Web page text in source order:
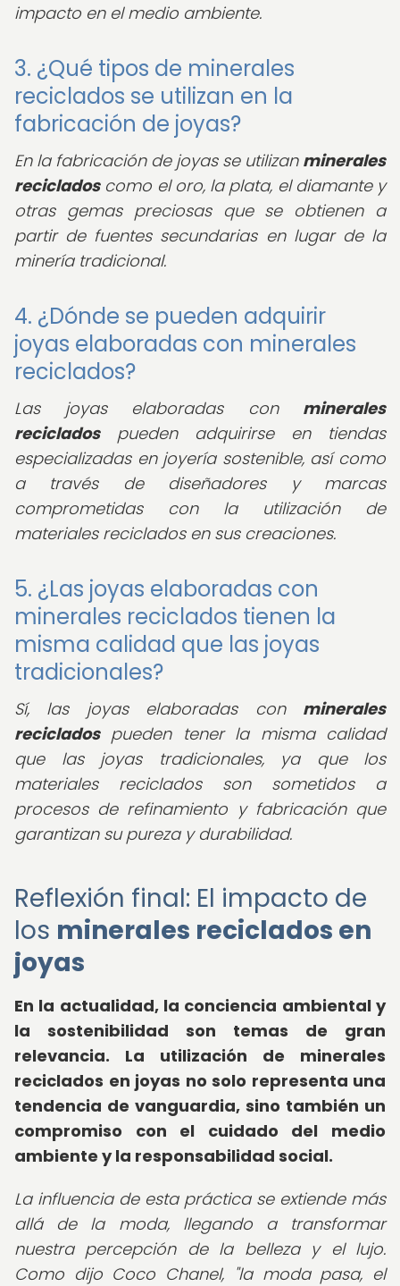
impacto en el medio ambiente.
3. ¿Qué tipos de minerales
reciclados se utilizan en la
fabricación de joyas?
En la fabricación de joyas se utilizan minerales
recicladoscomo el oro, la plata, el diamante y
otras gemas preciosas que se obtienen a
partir de fuentes secundarias en lugar de la
minería tradicional.
4. ¿Dónde se pueden adquirir
joyas elaboradas con minerales
reciclados?
Las joyas elaboradas con minerales
recicladospueden adquirirse en tiendas
especializadas en joyería sostenible, así como
a través de diseñadores y marcas
comprometidas con la utilización de
materiales reciclados en sus creaciones.
5. ¿Las joyas elaboradas con
minerales reciclados tienen la
misma calidad que las joyas
tradicionales?
Sí, las joyas elaboradas con minerales
recicladospueden tener la misma calidad
que las joyas tradicionales, ya que los
materiales reciclados son sometidos a
procesos de refinamiento y fabricación que
garantizan su pureza y durabilidad.
Reflexión final: El impacto de
los minerales reciclados en
joyas
En la actualidad, la conciencia ambiental y
la sostenibilidad son temas de gran
relevancia. La utilización de minerales
reciclados en joyas no solo representa una
tendencia de vanguardia, sino también un
compromiso con el cuidado del medio
ambiente y la responsabilidad social.
La influencia de esta práctica se extiende más
allá de la moda, llegando a transformar
nuestra percepción de la belleza y el lujo.
Como dijo Coco Chanel, "la moda pasa, el